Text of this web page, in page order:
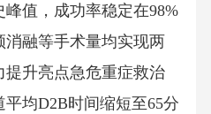
值，成功率稳定在98%
消融等手术量均实现两
升亮点急危重症救治
均D2B时间缩短至65分